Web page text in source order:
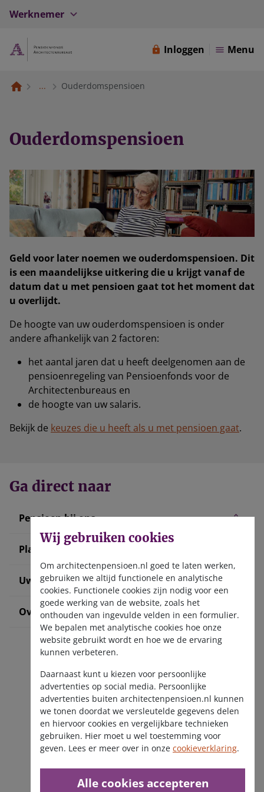
Werknemer
Inloggen Menu
... Ouderdomspensioen
Ouderdomspensioen
Geld voor later noemen we ouderdomspensioen. Dit
is een maandelijkse uitkering die u krijgt vanaf de
datum dat u met pensioen gaat tot het moment dat
u overlijdt.
De hoogte van uw ouderdomspensioen is onder
andere afhankelijk van 2 factoren:
het aantal jaren dat u heeft deelgenomen aan de
pensioenregeling van Pensioenfonds voor de
Architectenbureaus en
de hoogte van uw salaris.
Bekijk de keuzes die u heeft als u met pensioen gaat.
Ga direct naar
Pensioen bij ons
Plan uw pensioen
Uw situatie verandert
Over ons
Ontvang de nieuwsbrief
Wij gebruiken cookies
Om architectenpensioen.nl goed te laten werken,
gebruiken we altijd functionele en analytische
cookies. Functionele cookies zijn nodig voor een
goede werking van de website, zoals het
onthouden van ingevulde velden in een formulier.
We bepalen met analytische cookies hoe onze
website gebruikt wordt en hoe we de ervaring
kunnen verbeteren.
Daarnaast kunt u kiezen voor persoonlijke
advertenties op social media. Persoonlijke
advertenties buiten architectenpensioen.nl kunnen
we tonen doordat we versleutelde gegevens delen
en hiervoor cookies en vergelijkbare technieken
gebruiken. Hier moet u wel toestemming voor
geven. Lees er meer over in onze cookieverklaring.
Alle cookies accepteren